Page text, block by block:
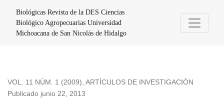
Biológicas Revista de la DES Ciencias
Biológico Agropecuarias Universidad
Michoacana de San Nicolás de Hidalgo
VOL. 11 NÚM. 1 (2009), ARTÍCULOS DE INVESTIGACIÓN
Publicado junio 22, 2013